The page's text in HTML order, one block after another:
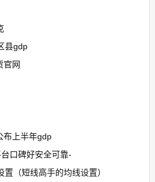
县gdp
官网
布上半年gdp
口碑好安全可靠-
（短线高手的均线设置）